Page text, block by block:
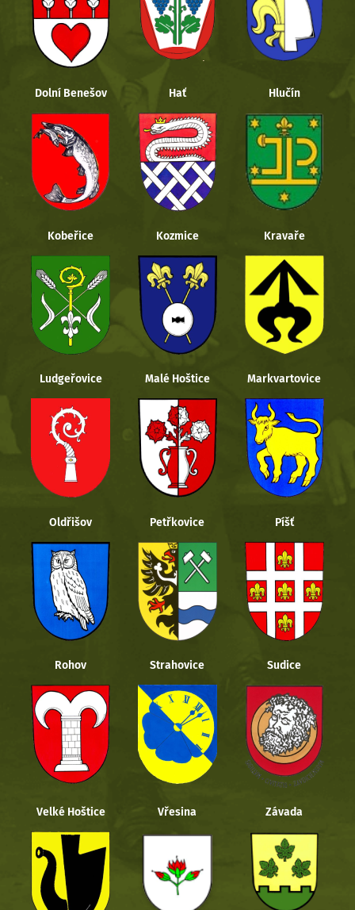
Dolní Benešov Hať Hlučín
Kobeřice Kozmice Kravaře
Ludgeřovice Malé Hoštice Markvartovice
Oldřišov Petřkovice Píšť
Rohov Strahovice Sudice
Velké Hoštice Vřesina Závada